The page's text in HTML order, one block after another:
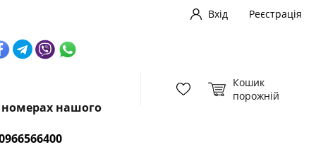
Вхід
Реєстрація
номерах нашого
Кошик
порожній